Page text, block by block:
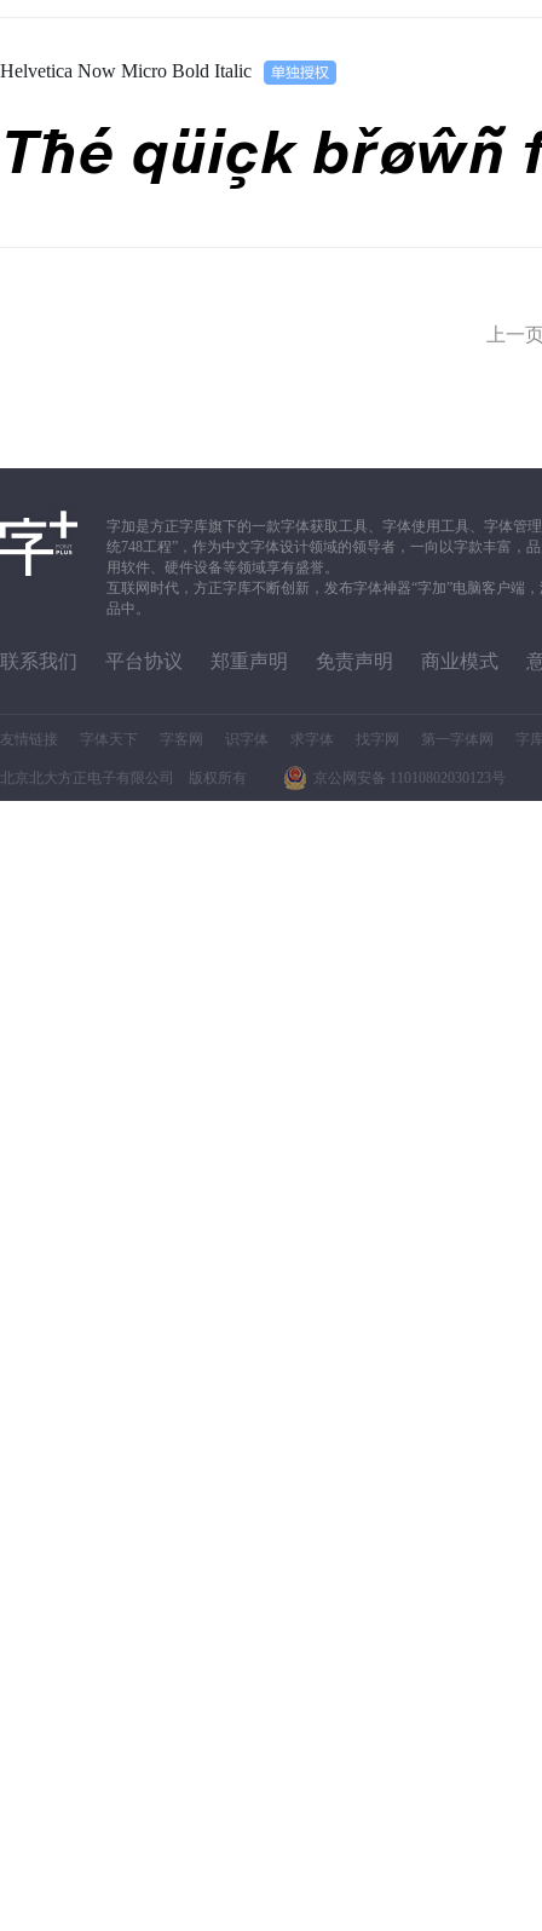
Helvetica Now Micro Bold Italic
Tħé qüiçk břøŵñ
上一
字加是方正字库旗下的一款字体获取工具、字体使用工具、字体管
统748工程”，作为中文字体设计领域的领导者，一向以字款丰富，
用软件、硬件设备等领域享有盛誉。
互联网时代，方正字库不断创新，发布字体神器“字加”电脑客户端
品中。
联系我们 平台协议 郑重声明 免责声明 商业模式
友情链接 字体天下 字客网 识字体 求字体 找字网 第一字体网 字
北京北大方正电子有限公司 版权所有 京公网安备 11010802030123号